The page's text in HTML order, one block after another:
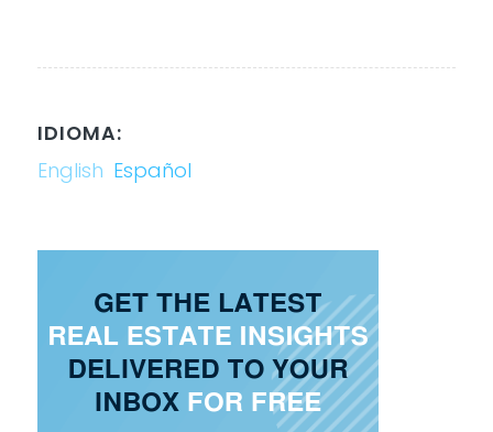
IDIOMA:
English Español